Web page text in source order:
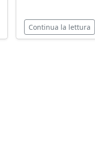
Continua la lettura